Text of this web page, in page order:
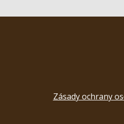
Zásady ochrany